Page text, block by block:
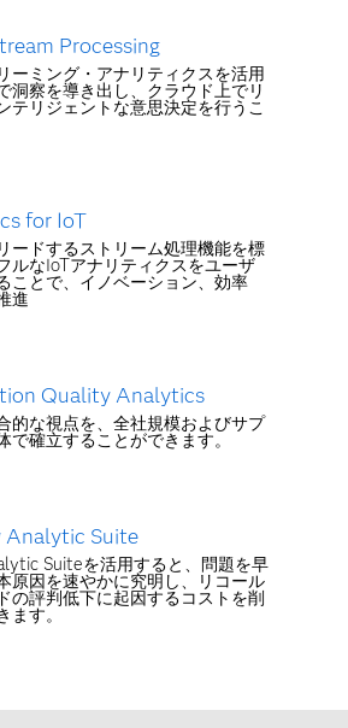
Processing
ーミング・アナリティクスを活用
洞察を導き出し、クラウド上でリ
テリジェントな意思決定を行うこ
for IoT
ードするストリーム処理機能を標
ルなIoTアナリティクスをユーザ
ことで、イノベーション、効率
進
Quality Analytics
的な視点を、全社規模およびサプ
で確立することができます。
Analytic Suite
Suiteを活用すると、問題を早
原因を速やかに究明し、リコール
の評判低下に起因するコストを削
す。